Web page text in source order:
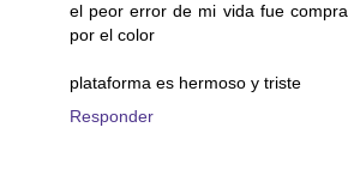
el peor error de mi vida fue
por el color
plataforma es hermoso y triste
Responder